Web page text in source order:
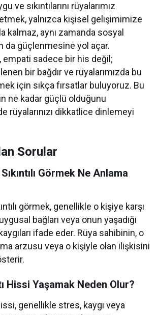
ve sıkıntılarını rüyalarımız
yalnızca kişisel gelişimimize
kalmaz, aynı zamanda sosyal
da güçlenmesine yol açar.
empati sadece bir his değil;
bir bağdır ve rüyalarımızda bu
için sıkça fırsatlar buluyoruz. Bu
ne kadar güçlü olduğunu
rüyalarınızı dikkatlice dinlemeyi
Sorular
Görmek Ne Anlama
görmek, genellikle o kişiye karşı
bağları veya onun yaşadığı
ifade eder. Rüya sahibinin, o
arzusu veya o kişiyle olan ilişkisini
Hissi Yaşamak Neden Olur?
genellikle stres, kaygı veya